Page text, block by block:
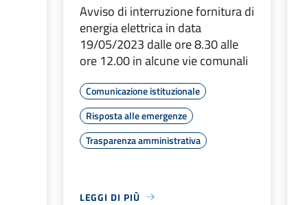
Avviso di interruzione fornitura di
energia elettrica in data
19/05/2023 dalle ore 8.30 alle
ore 12.00 in alcune vie comunali
Comunicazione istituzionale
Risposta alle emergenze
Trasparenza amministrativa
LEGGI DI PIÙ